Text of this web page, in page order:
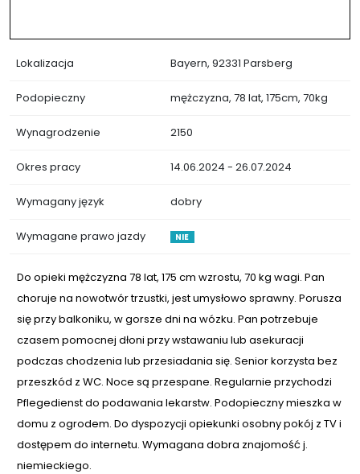
Lokalizacja Bayern, 92331 Parsberg
Podopieczny mężczyzna, 78 lat, 175cm, 70kg
Wynagrodzenie 2150
Okres pracy 14.06.2024 - 26.07.2024
Wymagany język dobry
Wymagane prawo jazdy NIE
Do opieki mężczyzna 78 lat, 175 cm wzrostu, 70 kg wagi. Pan
choruje na nowotwór trzustki, jest umysłowo sprawny. Porusza
się przy balkoniku, w gorsze dni na wózku. Pan potrzebuje
czasem pomocnej dłoni przy wstawaniu lub asekuracji
podczas chodzenia lub przesiadania się. Senior korzysta bez
przeszkód z WC. Noce są przespane. Regularnie przychodzi
Pflegedienst do podawania lekarstw. Podopieczny mieszka w
domu z ogrodem. Do dyspozycji opiekunki osobny pokój z TV i
dostępem do internetu. Wymagana dobra znajomość j.
niemieckiego.